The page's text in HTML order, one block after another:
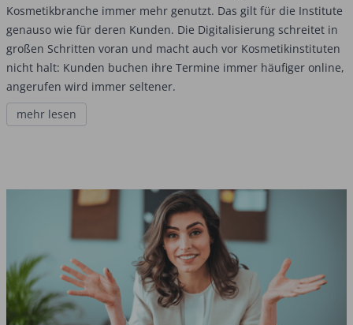
Kosmetikbranche immer mehr genutzt. Das gilt für die Institute
genauso wie für deren Kunden. Die Digitalisierung schreitet in
großen Schritten voran und macht auch vor Kosmetikinstituten
nicht halt: Kunden buchen ihre Termine immer häufiger online,
angerufen wird immer seltener.
mehr lesen